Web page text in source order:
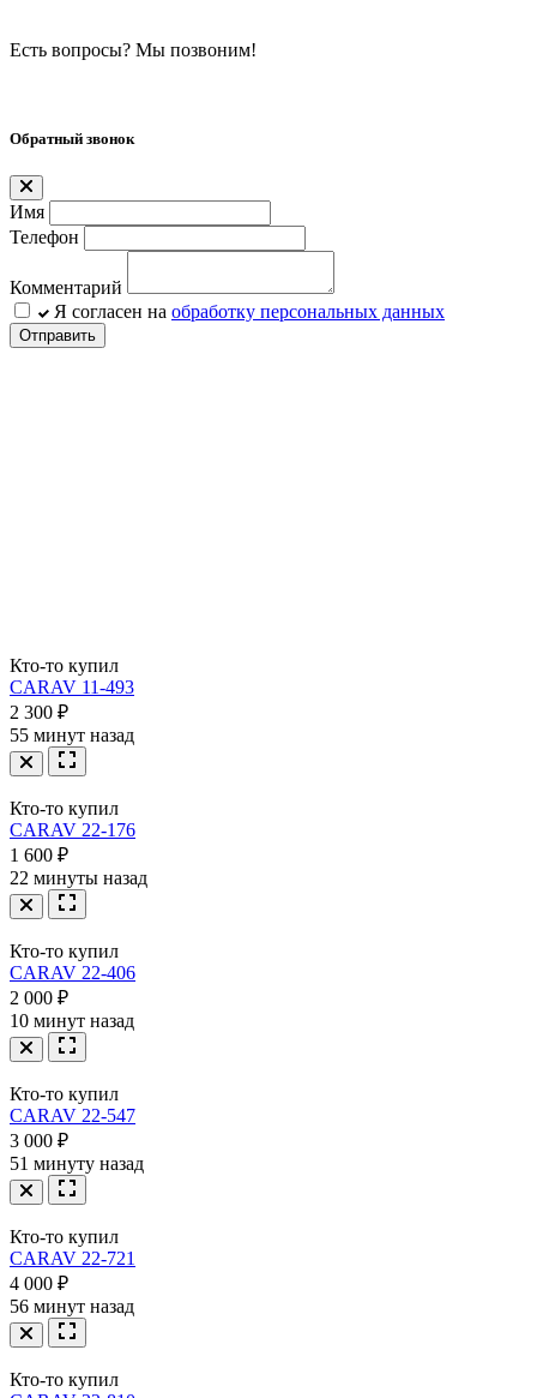
Есть вопросы? Мы позвоним!
Обратный звонок
Имя
Телефон
Комментарий
Я согласен на обработку персональных данных
Отправить
CARAV 11-268
1 100 ₽
Кто-то купил
CARAV 11-493
2 300 ₽
55 минут назад
Кто-то купил
CARAV 22-176
1 600 ₽
22 минуты назад
Кто-то купил
CARAV 22-406
2 000 ₽
10 минут назад
Кто-то купил
CARAV 22-547
3 000 ₽
51 минуту назад
Кто-то купил
CARAV 22-721
4 000 ₽
56 минут назад
Кто-то купил